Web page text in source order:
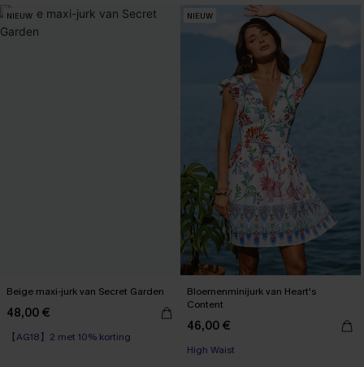
NIEUW
Beige maxi-jurk van Secret Garden
48,00 €
【AG18】2 met 10% korting
NIEUW
Bloemenminijurk van Heart's
Content
46,00 €
High Waist